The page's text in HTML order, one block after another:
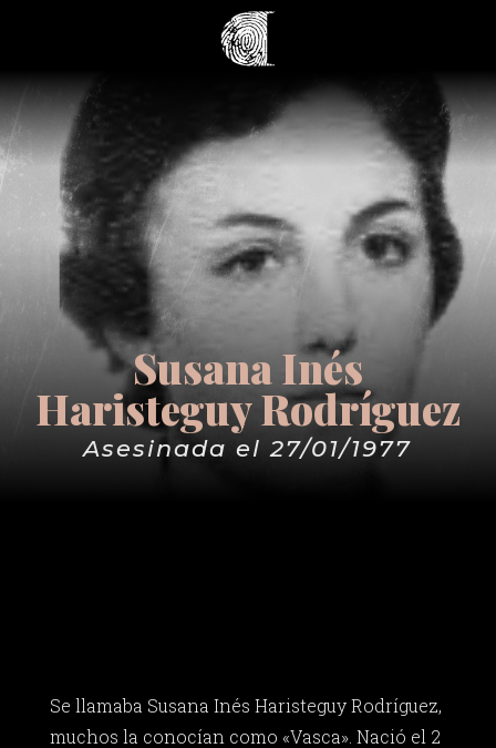
Susana Inés
Haristeguy Rodríguez
Asesinada el 27/01/1977
Se llamaba Susana Inés Haristeguy Rodríguez,
muchos la conocían como «Vasca». Nació el 2